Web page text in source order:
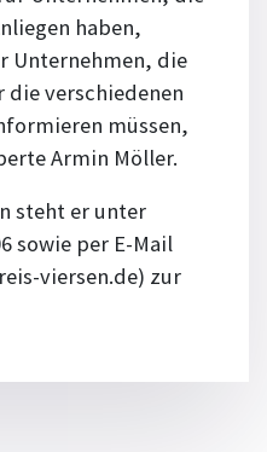
haben,
Unternehmen, die
verschiedenen
müssen,
Armin Möller.
steht er unter
sowie per E-Mail
viersen.de) zur